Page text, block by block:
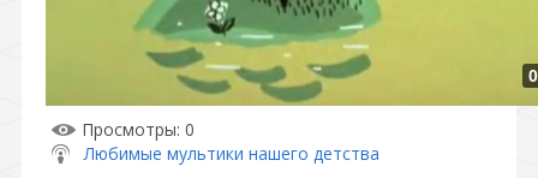
Просмотры: 0
Любимые мультики нашего детства